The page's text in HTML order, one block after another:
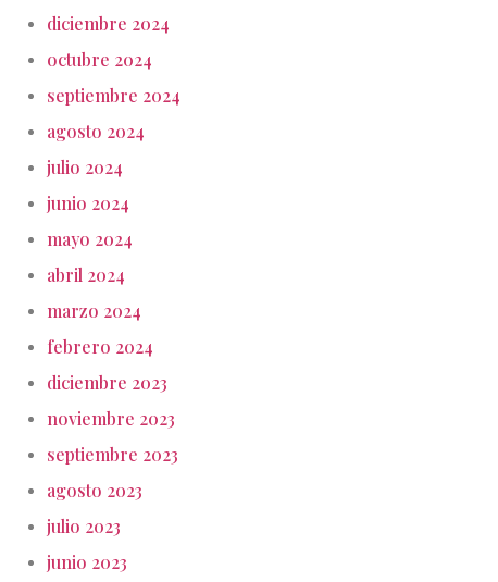
diciembre 2024
octubre 2024
septiembre 2024
agosto 2024
julio 2024
junio 2024
mayo 2024
abril 2024
marzo 2024
febrero 2024
diciembre 2023
noviembre 2023
septiembre 2023
agosto 2023
julio 2023
junio 2023